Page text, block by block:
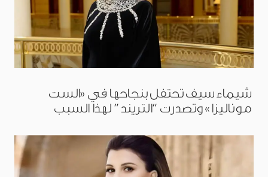
شيماء سيف تحتفل بنجاحها في «الست
موناليزا» وتصدرت “التريند” لهذا السبب